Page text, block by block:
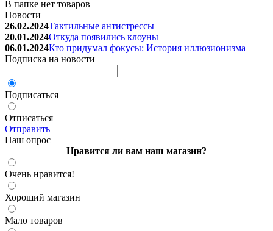
В папке нет товаров
Новости
26.02.2024Тактильные антистрессы
20.01.2024Откуда появились клоуны
06.01.2024Кто придумал фокусы: История иллюзионизма
Подписка на новости
Подписаться
Отписаться
Отправить
Наш опрос
Нравится ли вам наш магазин?
Очень нравится!
Хороший магазин
Мало товаров